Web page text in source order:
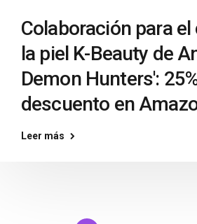
Colaboración para
la piel K-Beauty de
Demon Hunters':
descuento en
Leer más